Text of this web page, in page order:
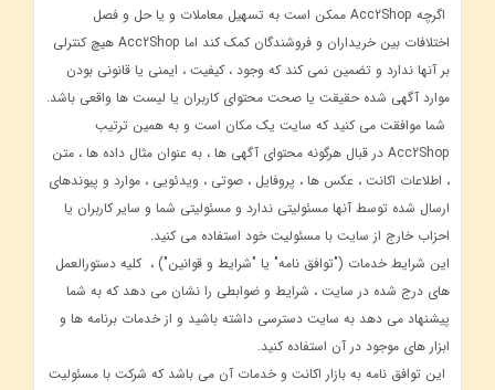
اگرچه Acc2Shop ممکن است به تسهیل معاملات و یا حل و فصل
اختلافات بین خریداران و فروشندگان کمک کند اما Acc2Shop هیچ کنترلی
بر آنها ندارد و تضمین نمی کند که وجود ، کیفیت ، ایمنی یا قانونی بودن
موارد آگهی شده حقیقت یا صحت محتوای کاربران یا لیست ها واقعی باشد.
شما موافقت می کنید که سایت یک مکان است و به همین ترتیب
Acc2Shop در قبال هرگونه محتوای آگهی ها ، به عنوان مثال داده ها ، متن
، اطلاعات اکانت ، عکس ها ، پروفایل ، صوتی ، ویدئویی ، موارد و پیوندهای
ارسال شده توسط آنها مسئولیتی ندارد و مسئولیتی شما و سایر کاربران یا
احزاب خارج از سایت با مسئولیت خود استفاده می کنید.
این شرایط خدمات ("توافق نامه" یا "شرایط و قوانین") ، کلیه دستورالعمل
های درج شده در سایت ، شرایط و ضوابطی را نشان می دهد که به شما
پیشنهاد می دهد به سایت دسترسی داشته باشید و از خدمات برنامه ها و
ابزار های موجود در آن استفاده کنید.
این توافق نامه به بازار اکانت و خدمات آن می باشد که شرکت با مسئولیت